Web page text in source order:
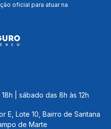
oficial para atuar na
| sábado das 8h às 12h
E, Lote 10, Bairro de Santana
de Marte